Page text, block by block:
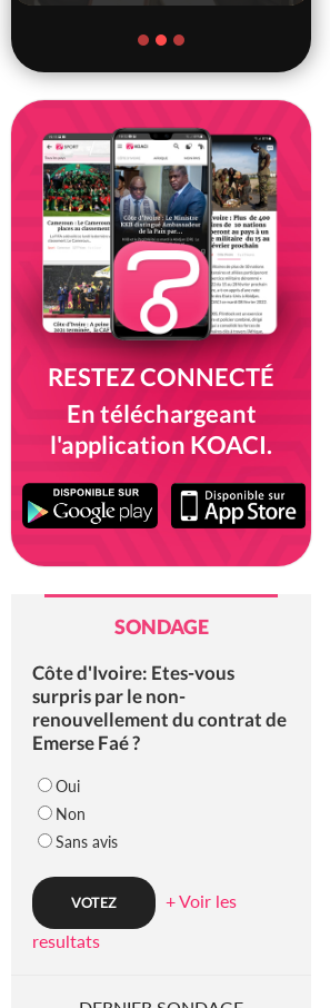
RESTEZ CONNECTÉ
En téléchargeant
l'application KOACI.
SONDAGE
Côte d'Ivoire: Etes-vous
surpris par le non-
renouvellement du contrat de
Emerse Faé ?
Oui
Non
Sans avis
+ Voir les
resultats